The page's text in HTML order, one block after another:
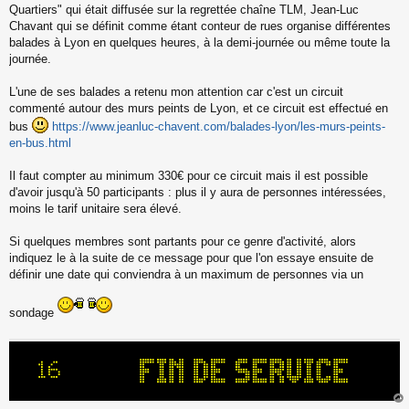
s
s
a
g
e
o
n
u
Quartiers" qui était diffusée sur la regrettée chaîne TLM, Jean-Luc
Chavant qui se définit comme étant conteur de rues organise différentes
balades à Lyon en quelques heures, à la demi-journée ou même toute la
journée.
L'une de ses balades a retenu mon attention car c'est un circuit
commenté autour des murs peints de Lyon, et ce circuit est effectué en
bus
https://www.jeanluc-chavent.com/balades-lyon/les-murs-peints-
en-bus.html
Il faut compter au minimum 330€ pour ce circuit mais il est possible
d'avoir jusqu'à 50 participants : plus il y aura de personnes intéressées,
moins le tarif unitaire sera élevé.
Si quelques membres sont partants pour ce genre d'activité, alors
indiquez le à la suite de ce message pour que l'on essaye ensuite de
définir une date qui conviendra à un maximum de personnes via un
sondage